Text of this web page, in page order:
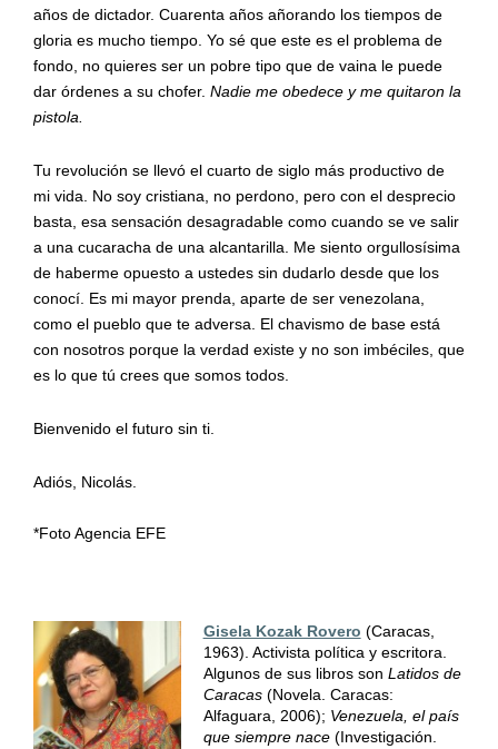
años de dictador. Cuarenta años añorando los tiempos de
gloria es mucho tiempo. Yo sé que este es el problema de
fondo, no quieres ser un pobre tipo que de vaina le puede
dar órdenes a su chofer. Nadie me obedece y me quitaron la
pistola.
Tu revolución se llevó el cuarto de siglo más productivo de
mi vida. No soy cristiana, no perdono, pero con el desprecio
basta, esa sensación desagradable como cuando se ve salir
a una cucaracha de una alcantarilla. Me siento orgullosísima
de haberme opuesto a ustedes sin dudarlo desde que los
conocí. Es mi mayor prenda, aparte de ser venezolana,
como el pueblo que te adversa. El chavismo de base está
con nosotros porque la verdad existe y no son imbéciles, que
es lo que tú crees que somos todos.
Bienvenido el futuro sin ti.
Adiós, Nicolás.
*Foto Agencia EFE
Gisela Kozak Rovero (Caracas,
1963). Activista política y escritora.
Algunos de sus libros son Latidos de
Caracas(Novela. Caracas:
Alfaguara, 2006); Venezuela, el país
que siempre nace (Investigación.